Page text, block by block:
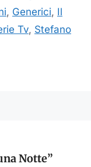
, Generici, Il
Tv, Stefano
Notte”